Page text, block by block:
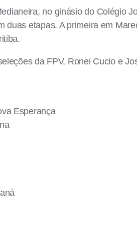
no ginásio do Colégio
duas etapas. A primeira em
da FPV, Ronei Cucio e
Esperança